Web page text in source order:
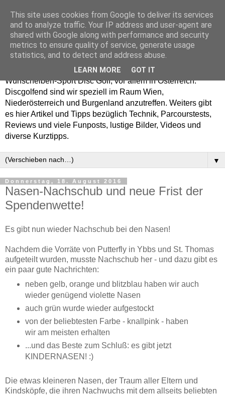
Enjoy Disc Golf and let
your Putterfly
Auf putterfly.at dreht sich alles um den Frisbee- bzw.
Wurfscheiben-Sport Disc Golf, vor allem in Österreich.
Discgolfend sind wir speziell im Raum Wien,
Niederösterreich und Burgenland anzutreffen. Weiters gibt
es hier Artikel und Tipps bezüglich Technik, Parcourstests,
Reviews und viele Funposts, lustige Bilder, Videos und
diverse Kurztipps.
▼
Donnerstag, 18. August 2016
Nasen-Nachschub und neue Frist der
Spendenwette!
Es gibt nun wieder Nachschub bei den Nasen!
Nachdem die Vorräte von Putterfly in Ybbs und St. Thomas
aufgeteilt wurden, musste Nachschub her - und dazu gibt es
ein paar gute Nachrichten:
neben gelb, orange und blitzblau haben wir auch
wieder genügend violette Nasen
auch grün wurde wieder aufgestockt
von der beliebtesten Farbe - knallpink - haben
wir am meisten erhalten
...und das Beste zum Schluß: es gibt jetzt
KINDERNASEN! :)
Die etwas kleineren Nasen, der Traum aller Eltern und
Kindsköpfe, die ihren Nachwuchs mit dem allseits beliebten
This site uses cookies from Google to deliver its services
and to analyze traffic. Your IP address and user-agent are
shared with Google along with performance and security
metrics to ensure quality of service, generate usage
statistics, and to detect and address abuse.
LEARN MORE GOT IT